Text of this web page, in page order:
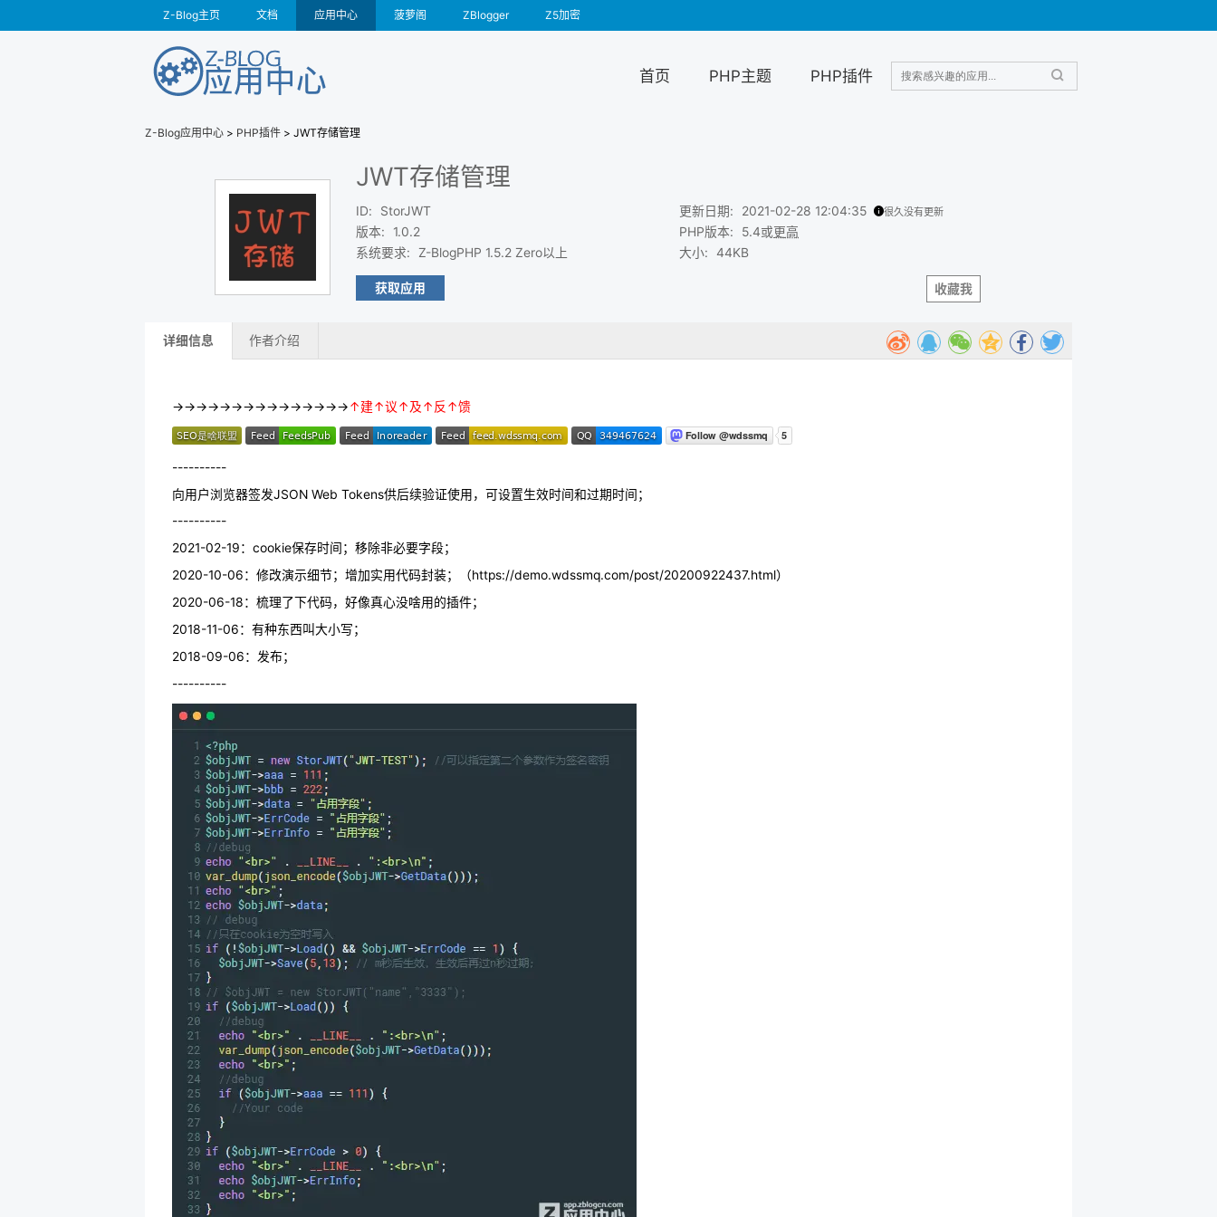
Z-Blog主页 文档 应用中心 菠萝阁 ZBlogger Z5加密
首页 PHP主题 PHP插件
Z-Blog应用中心 > PHP插件 > JWT存储管理
JWT存储管理
ID:
StorJWT
版本:
1.0.2
系统要求: Z-BlogPHP 1.5.2 Zero以上
更新日期: 2021-02-28 12:04:35 很久没有更新
PHP版本: 5.4或更高
大小: 44KB
收藏我
获取应用
详细信息 作者介绍
→→→→→→→→→→→→→→→↑建↑议↑及↑反↑馈
----------
向用户浏览器签发JSON Web Tokens供后续验证使用，可设置生效时间和过期时间；
----------
2021-02-19：cookie保存时间；移除非必要字段；
2020-10-06：修改演示细节；增加实用代码封装；（https://demo.wdssmq.com/post/20200922437.html）
2020-06-18：梳理了下代码，好像真心没啥用的插件；
2018-11-06：有种东西叫大小写；
2018-09-06：发布；
----------